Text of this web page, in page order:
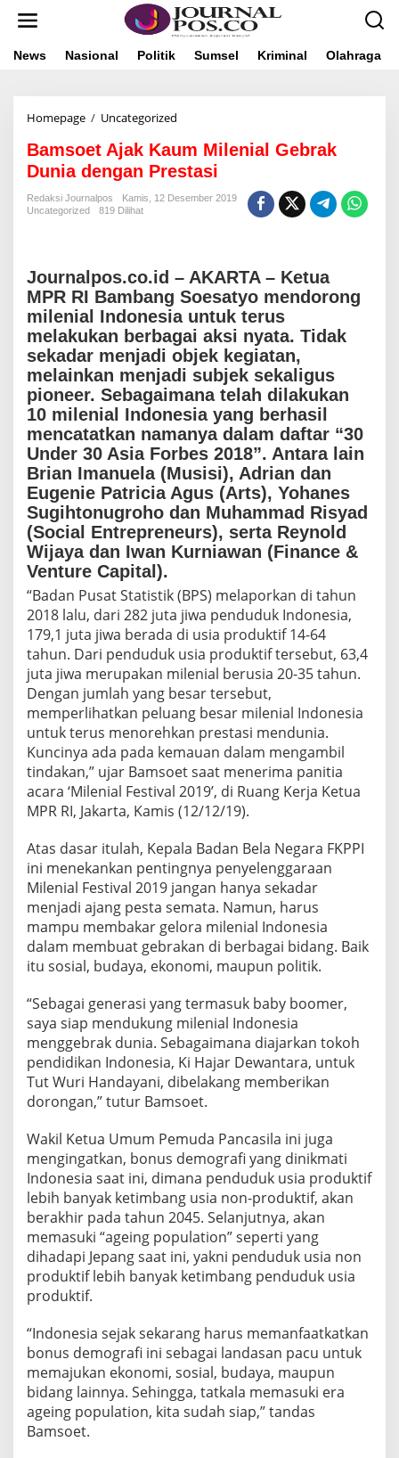
News Nasional Politik Sumsel Kriminal Olahraga
Homepage / Uncategorized
m
s
o
e
k
K
a
u
m
M
i
l
e
n
i
a
l
G
e
b
r
a
u
n
i
d
e
n
g
a
n
P
r
e
s
t
a
s
i
Bamsoet Ajak Kaum Milenial Gebrak
Dunia dengan Prestasi
Redaksi Journalpos
Kamis, 12 Desember 2019
Uncategorized
819 Dilihat
Journalpos.co.id – AKARTA – Ketua
MPR RI Bambang Soesatyo mendorong
milenial Indonesia untuk terus
melakukan berbagai aksi nyata. Tidak
sekadar menjadi objek kegiatan,
melainkan menjadi subjek sekaligus
pioneer. Sebagaimana telah dilakukan
10 milenial Indonesia yang berhasil
mencatatkan namanya dalam daftar “30
Under 30 Asia Forbes 2018”. Antara lain
Brian Imanuela (Musisi), Adrian dan
Eugenie Patricia Agus (Arts), Yohanes
Sugihtonugroho dan Muhammad Risyad
(Social Entrepreneurs), serta Reynold
Wijaya dan Iwan Kurniawan (Finance &
Venture Capital).
“Badan Pusat Statistik (BPS) melaporkan di tahun
2018 lalu, dari 282 juta jiwa penduduk Indonesia,
179,1 juta jiwa berada di usia produktif 14-64
tahun. Dari penduduk usia produktif tersebut, 63,4
juta jiwa merupakan milenial berusia 20-35 tahun.
Dengan jumlah yang besar tersebut,
memperlihatkan peluang besar milenial Indonesia
untuk terus menorehkan prestasi mendunia.
Kuncinya ada pada kemauan dalam mengambil
tindakan,” ujar Bamsoet saat menerima panitia
acara ‘Milenial Festival 2019’, di Ruang Kerja Ketua
MPR RI, Jakarta, Kamis (12/12/19).
Atas dasar itulah, Kepala Badan Bela Negara FKPPI
ini menekankan pentingnya penyelenggaraan
Milenial Festival 2019 jangan hanya sekadar
menjadi ajang pesta semata. Namun, harus
mampu membakar gelora milenial Indonesia
dalam membuat gebrakan di berbagai bidang. Baik
itu sosial, budaya, ekonomi, maupun politik.
“Sebagai generasi yang termasuk baby boomer,
saya siap mendukung milenial Indonesia
menggebrak dunia. Sebagaimana diajarkan tokoh
pendidikan Indonesia, Ki Hajar Dewantara, untuk
Tut Wuri Handayani, dibelakang memberikan
dorongan,” tutur Bamsoet.
Wakil Ketua Umum Pemuda Pancasila ini juga
mengingatkan, bonus demografi yang dinikmati
Indonesia saat ini, dimana penduduk usia produktif
lebih banyak ketimbang usia non-produktif, akan
berakhir pada tahun 2045. Selanjutnya, akan
memasuki “ageing population” seperti yang
dihadapi Jepang saat ini, yakni penduduk usia non
produktif lebih banyak ketimbang penduduk usia
produktif.
“Indonesia sejak sekarang harus memanfaatkatkan
bonus demografi ini sebagai landasan pacu untuk
memajukan ekonomi, sosial, budaya, maupun
bidang lainnya. Sehingga, tatkala memasuki era
ageing population, kita sudah siap,” tandas
Bamsoet.